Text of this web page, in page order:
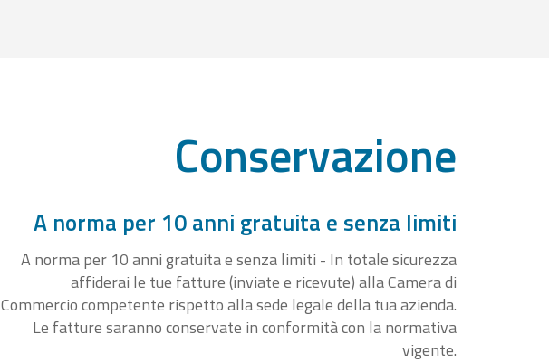
Conservazione
A norma per 10 anni gratuita e senza limiti
A norma per 10 anni gratuita e senza limiti - In totale sicurezza
affiderai le tue fatture (inviate e ricevute) alla Camera di
Commercio competente rispetto alla sede legale della tua azienda.
Le fatture saranno conservate in conformità con la normativa
vigente.